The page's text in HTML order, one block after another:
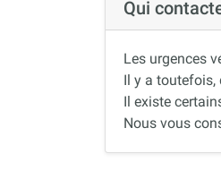
Qui
Les urgences
Il y a toutefois,
Il existe
Nous vous